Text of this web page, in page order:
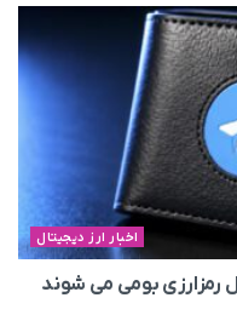
اخبار ارز دیجیتال
رمزارزی بومی می‌ شوند